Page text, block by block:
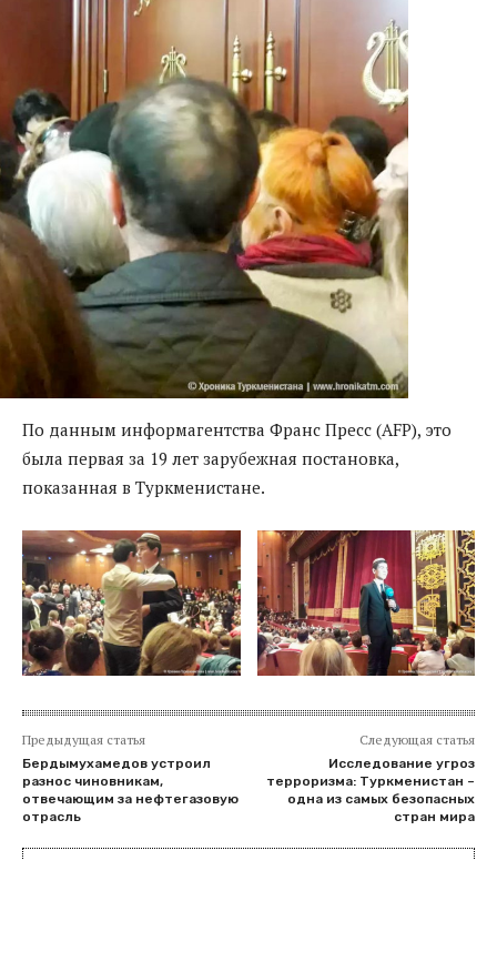
По данным информагентства Франс Пресс (AFP), это
была первая за 19 лет зарубежная постановка,
показанная в Туркменистане.
Предыдущая статья
Бердымухамедов устроил
разнос чиновникам,
отвечающим за нефтегазовую
отрасль
Следующая статья
Исследование угроз
терроризма: Туркменистан –
одна из самых безопасных
стран мира